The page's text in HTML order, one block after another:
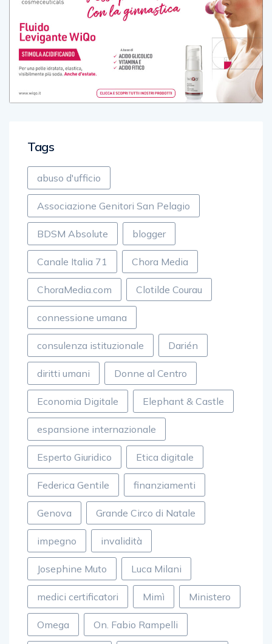
Tags
abuso d'ufficio
Associazione Genitori San Pelagio
BDSM Absolute blogger
Canale Italia 71 Chora Media
ChoraMedia.com Clotilde Courau
connessione umana
consulenza istituzionale Darién
diritti umani Donne al Centro
Economia Digitale Elephant & Castle
espansione internazionale
Esperto Giuridico Etica digitale
Federica Gentile finanziamenti
Genova Grande Circo di Natale
impegno invalidità
Josephine Muto Luca Milani
medici certificatori Mimì Ministero
Omega On. Fabio Rampelli